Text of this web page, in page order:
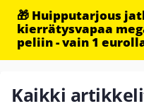
🎁 Huipputarjous
kierrätysvapaa
peliin - vain 1
Kaikki